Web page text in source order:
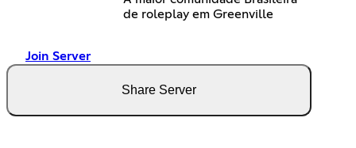
de roleplay em Greenville
Join Server
Share Server